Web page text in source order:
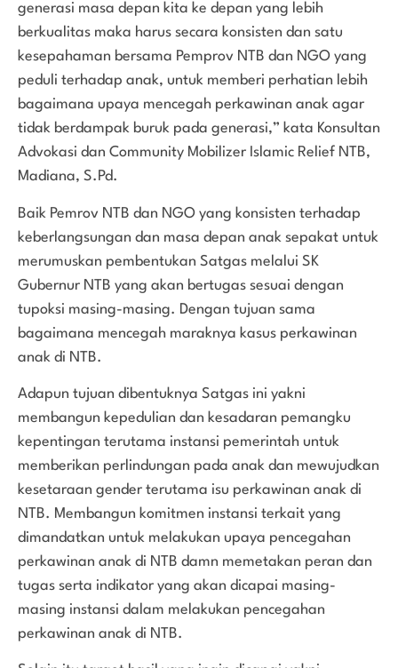
generasi masa depan kita ke depan yang lebih
berkualitas maka harus secara konsisten dan satu
kesepahaman bersama Pemprov NTB dan NGO yang
peduli terhadap anak, untuk memberi perhatian lebih
bagaimana upaya mencegah perkawinan anak agar
tidak berdampak buruk pada generasi,” kata Konsultan
Advokasi dan Community Mobilizer Islamic Relief NTB,
Madiana, S.Pd.
Baik Pemrov NTB dan NGO yang konsisten terhadap
keberlangsungan dan masa depan anak sepakat untuk
merumuskan pembentukan Satgas melalui SK
Gubernur NTB yang akan bertugas sesuai dengan
tupoksi masing-masing. Dengan tujuan sama
bagaimana mencegah maraknya kasus perkawinan
anak di NTB.
Adapun tujuan dibentuknya Satgas ini yakni
membangun kepedulian dan kesadaran pemangku
kepentingan terutama instansi pemerintah untuk
memberikan perlindungan pada anak dan mewujudkan
kesetaraan gender terutama isu perkawinan anak di
NTB. Membangun komitmen instansi terkait yang
dimandatkan untuk melakukan upaya pencegahan
perkawinan anak di NTB damn memetakan peran dan
tugas serta indikator yang akan dicapai masing-
masing instansi dalam melakukan pencegahan
perkawinan anak di NTB.